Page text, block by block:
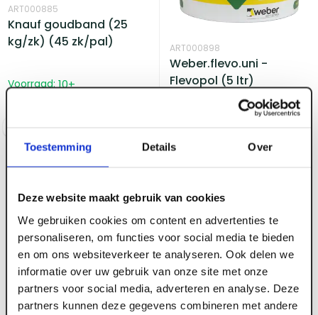
Toestemming Details Over
Deze website maakt gebruik van cookies
We gebruiken cookies om content en advertenties te
personaliseren, om functies voor social media te bieden
en om ons websiteverkeer te analyseren. Ook delen we
informatie over uw gebruik van onze site met onze
partners voor social media, adverteren en analyse. Deze
partners kunnen deze gegevens combineren met andere
ART000885
Knauf goudband (25
kg/zk) (45 zk/pal)
Voorraad: 10+
ART000898
Weber.flevo.uni -
Flevopol (5 ltr)
Knauf Stuc Primer 15 kg